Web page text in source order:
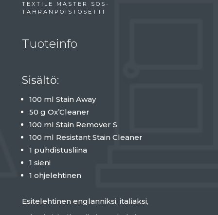
TEXTILE MASTER SOS-
TAHRANPOISTOSETTI
Tuoteinfo
Sisältö:
100 ml Stain Away
50 g Ox’Cleaner
100 ml Stain Remover S
100 ml Resistant Stain Cleaner
1 puhdistusliina
1 sieni
1 ohjelehtinen
Esitelehtinen englanniksi, italiaksi,